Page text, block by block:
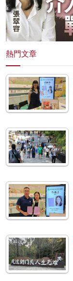
熱門文章